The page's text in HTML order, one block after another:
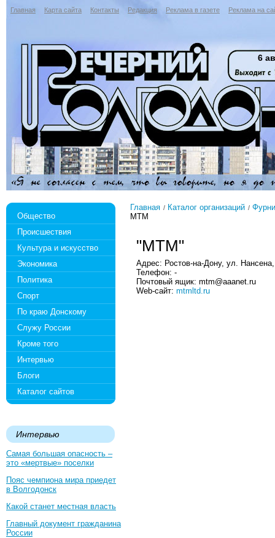
Главная Карта сайта Контакты Редакция Реклама в газете Реклама на
6
Общество
Происшествия
Культура и искусство
Экономика
Политика
Спорт
По краю Донскому
Служу России
Кроме того
Интервью
Блоги
Каталог сайтов
Интервью
Самая большая опасность –
это «мертвые» поселки
Пояс чемпиона мира приедет
в Волгодонск
Какой станет местная власть
Главный документ гражданина
России
Главная Каталог организаций
МТМ
"МТМ"
Адрес: Ростов-на-Дону, ул.
Телефон: -
Почтовый ящик: mtm@aaanet.ru
Web-сайт: mtmltd.ru